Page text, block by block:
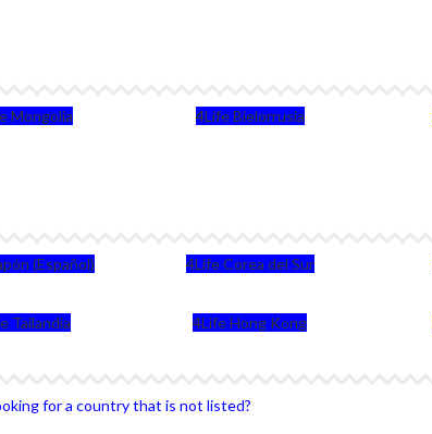
Mongolia 4Life Bielorrusia
(Español) 4Life Corea del Sur
Tailandia 4Life Hong Kong
for a country that is not listed?